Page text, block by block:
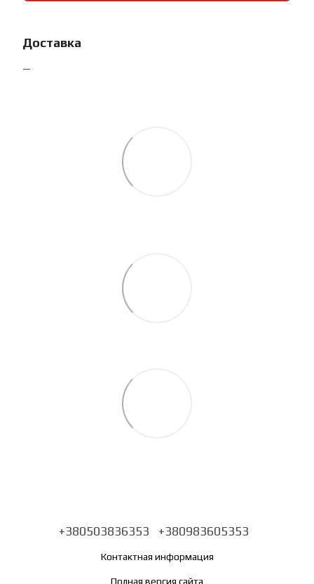
Доставка
+380503836353 +380983605353
Контактная информация
Полная версия сайта